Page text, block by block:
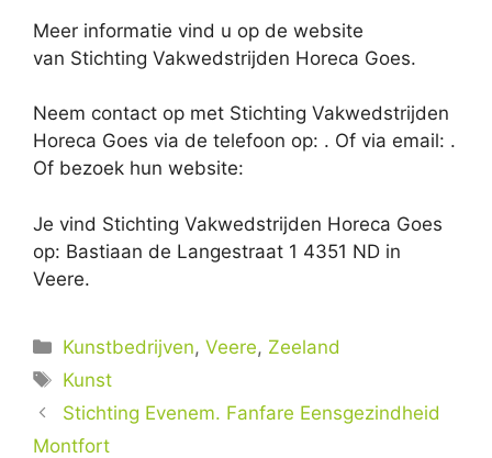
Meer informatie vind u op de website
van Stichting Vakwedstrijden Horeca Goes.
Neem contact op met Stichting Vakwedstrijden
Horeca Goes via de telefoon op: . Of via email: .
Of bezoek hun website:
Je vind Stichting Vakwedstrijden Horeca Goes
op: Bastiaan de Langestraat 1 4351 ND in
Veere.
Categorieën
Kunstbedrijven,Veere, Zeeland
Tags
Kunst
Stichting Evenem. Fanfare Eensgezindheid
Montfort